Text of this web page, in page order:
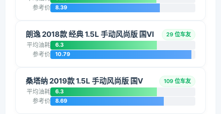
参考价 8.39
朗逸 2018款 经典 1.5L 手动风尚版 国VI 29 位车友
平均油耗 6.3
参考价 10.79
桑塔纳 2019款 1.5L 手动风尚版 国V 109 位车友
平均油耗 6.3
参考价 8.69